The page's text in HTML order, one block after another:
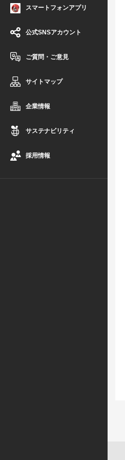
スマートフォンアプリ
公式SNSアカウント
ご質問・ご意見
サイトマップ
企業情報
サステナビリティ
採用情報